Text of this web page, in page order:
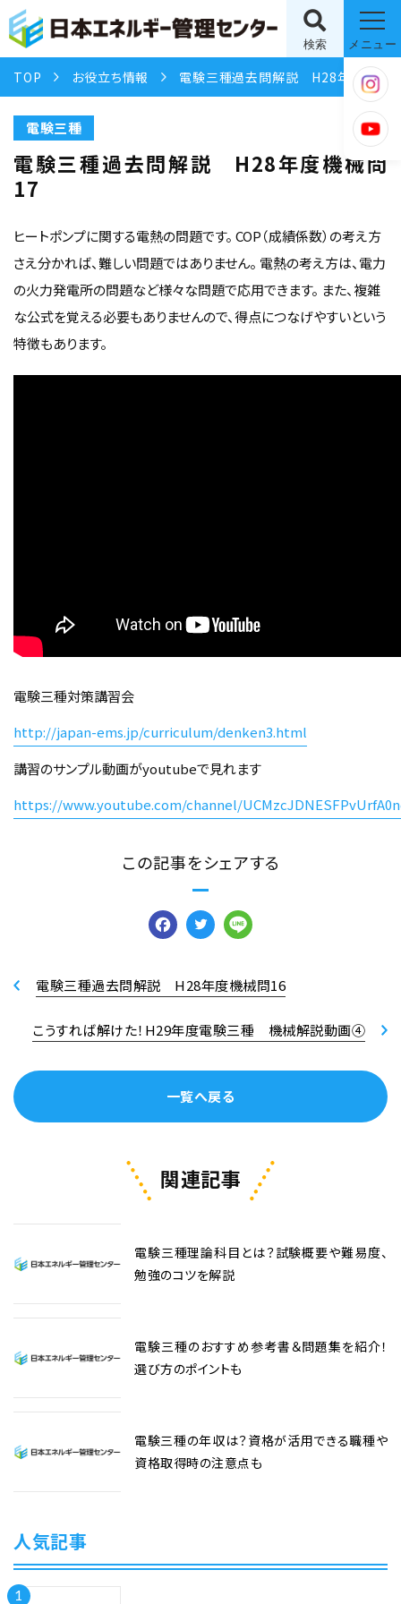
検索 メニュー
TOP お役立ち情報 電験三種過去問解説 H28年度機械問17
電験三種
電験三種過去問解説 H28年度機械問
17
ヒートポンプに関する電熱の問題です。 COP（成績係数）の考え方
さえ分かれば、難しい問題ではありません。 電熱の考え方は、電力
の火力発電所の問題など様々な問題で応用できます。 また、複雑
な公式を覚える必要もありませんので、得点につなげやすいという
特徴もあります。
電験三種対策講習会
http://japan-ems.jp/curriculum/denken3.html
講習のサンプル動画がyoutubeで見れます
https://www.youtube.com/channel/
この記事をシェアする
Facebook
Twitter
電験三種過去問解説 H28年度機械問16
一覧へ戻る
こうすれば解けた！H29年度電験三種 機械解説動画④
関連記事
電験三種理論科目とは？試験概要や難易度、
勉強のコツを解説
電験三種のおすすめ参考書＆問題集を紹介！
選び方のポイントも
電験三種の年収は？資格が活用できる職種や
資格取得時の注意点も
人気記事
1